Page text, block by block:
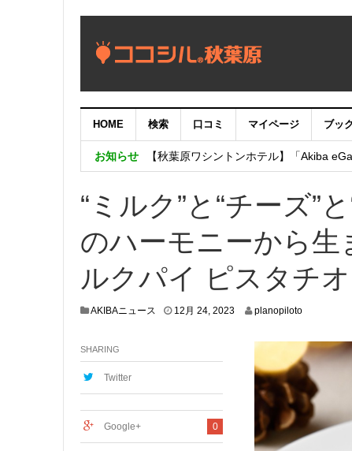
HOME 検索 口コミ マイページ ブッ
お知らせ
【重要：9月5日（火）22時】ココシル：
【秋葉原ワシントンホテル】「Akiba
“ミルク”と“チーズ”
のハーモニーから生
ルクパイ ピスタチ
AKIBAニュース 12月 24, 20231
planopiloto
SHARING
Twitter
0
Google+